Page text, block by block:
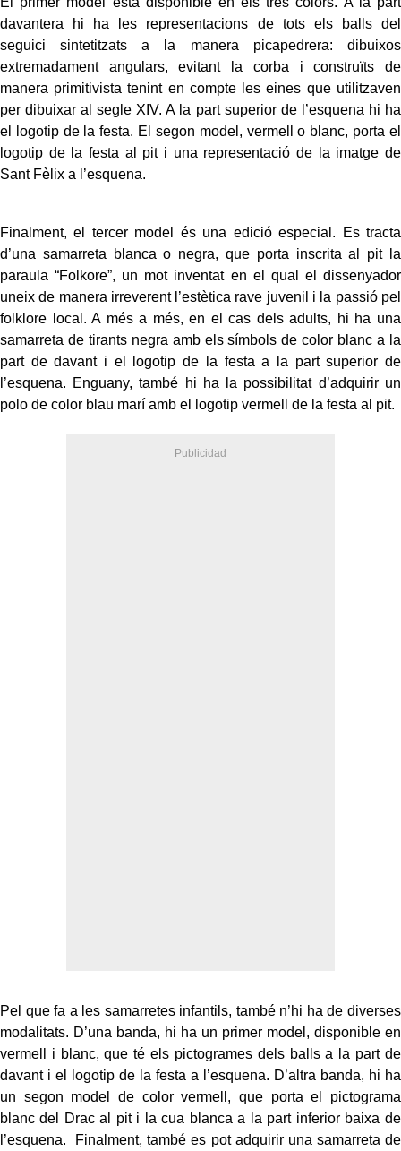
davantera hi ha les representacions de tots els balls del
seguici sintetitzats a la manera picapedrera: dibuixos
extremadament angulars, evitant la corba i construïts de
manera primitivista tenint en compte les eines que utilitzaven
per dibuixar al segle XIV. A la part superior de l’esquena hi ha
el logotip de la festa. El segon model, vermell o blanc, porta el
logotip de la festa al pit i una representació de la imatge de
Sant Fèlix a l’esquena.
Finalment, el tercer model és una edició especial. Es tracta
d’una samarreta blanca o negra, que porta inscrita al pit la
paraula “Folkore”, un mot inventat en el qual el dissenyador
uneix de manera irreverent l’estètica rave juvenil i la passió pel
folklore local. A més a més, en el cas dels adults, hi ha una
samarreta de tirants negra amb els símbols de color blanc a la
part de davant i el logotip de la festa a la part superior de
l’esquena. Enguany, també hi ha la possibilitat d’adquirir un
polo de color blau marí amb el logotip vermell de la festa al pit.
Pel que fa a les samarretes infantils, també n’hi ha de diverses
modalitats. D’una banda, hi ha un primer model, disponible en
vermell i blanc, que té els pictogrames dels balls a la part de
davant i el logotip de la festa a l’esquena. D’altra banda, hi ha
un segon model de color vermell, que porta el pictograma
blanc del Drac al pit i la cua blanca a la part inferior baixa de
l’esquena. Finalment, també es pot adquirir una samarreta de